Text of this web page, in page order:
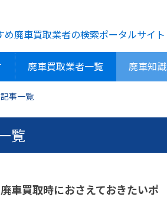
め廃車買取業者の検索ポータルサイト
廃車買取業者一覧 廃車知識
事一覧
覧
車買取時におさえておきたいポ